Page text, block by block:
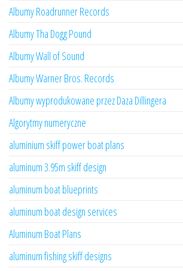
Albumy Roadrunner Records
Albumy Tha Dogg Pound
Albumy Wall of Sound
Albumy Warner Bros. Records
Albumy wyprodukowane przez Daza Dillingera
Algorytmy numeryczne
aluminium skiff power boat plans
aluminum 3.95m skiff design
aluminum boat blueprints
aluminum boat design services
Aluminum Boat Plans
aluminum fishing skiff designs